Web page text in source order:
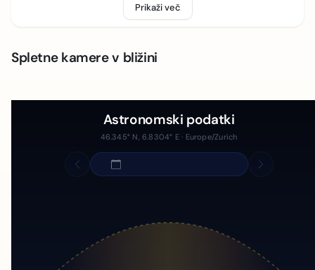
Prikaži več
Spletne kamere v bližini
Astronomski podatki
46.345° N, 6.8304° E · Europe/Zurich